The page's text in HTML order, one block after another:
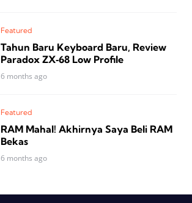
Featured
Tahun Baru Keyboard Baru, Review
Paradox ZX‑68 Low Profile
6 months ago
Featured
RAM Mahal! Akhirnya Saya Beli RAM
Bekas
6 months ago